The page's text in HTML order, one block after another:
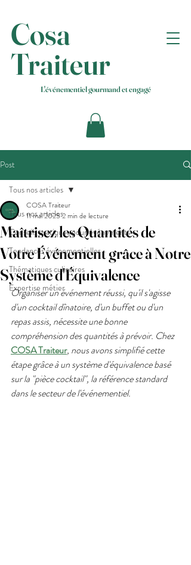
Cosa
Traiteur
L'événementiel gourmand et engagé
Post
Tous nos articles
Conseils pratiques pour événements
Tendances événementielles
Thématiques culinaires
Expertise métier
Tous nos articles
Maîtrisez les Quantités de
Votre Événement grâce à Notre
Système d'Équivalence
COSA Traiteur
11 mai 2025 2 min de lecture
Organiser un événement réussi, qu'il s'agisse
d'un cocktail dînatoire, d'un buffet ou d'un
repas assis, nécessite une bonne
compréhension des quantités à prévoir. Chez
COSA Traiteur, nous avons simplifié cette
étape grâce à un système d'équivalence basé
sur la "pièce cocktail", la référence standard
dans le secteur de l'événementiel.